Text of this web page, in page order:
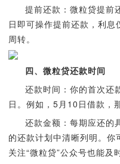
提前还款：微粒贷提前
日即可操作提前还款，利
周转。
四、微粒贷还款时间
还款时间：你的首次还
日。例如，5月10日借款，
还款金额：每期应还的
的还款计划中清晰列明。你
关注“微粒贷”公众号也能及